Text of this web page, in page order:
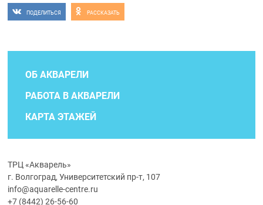
ПОДЕЛИТЬСЯ РАССКАЗАТЬ
ОБ АКВАРЕЛИ
РАБОТА В АКВАРЕЛИ
КАРТА ЭТАЖЕЙ
ТРЦ «Акварель»
г. Волгоград, Университетский пр-т, 107
info@aquarelle-centre.ru
+7 (8442) 26-56-60